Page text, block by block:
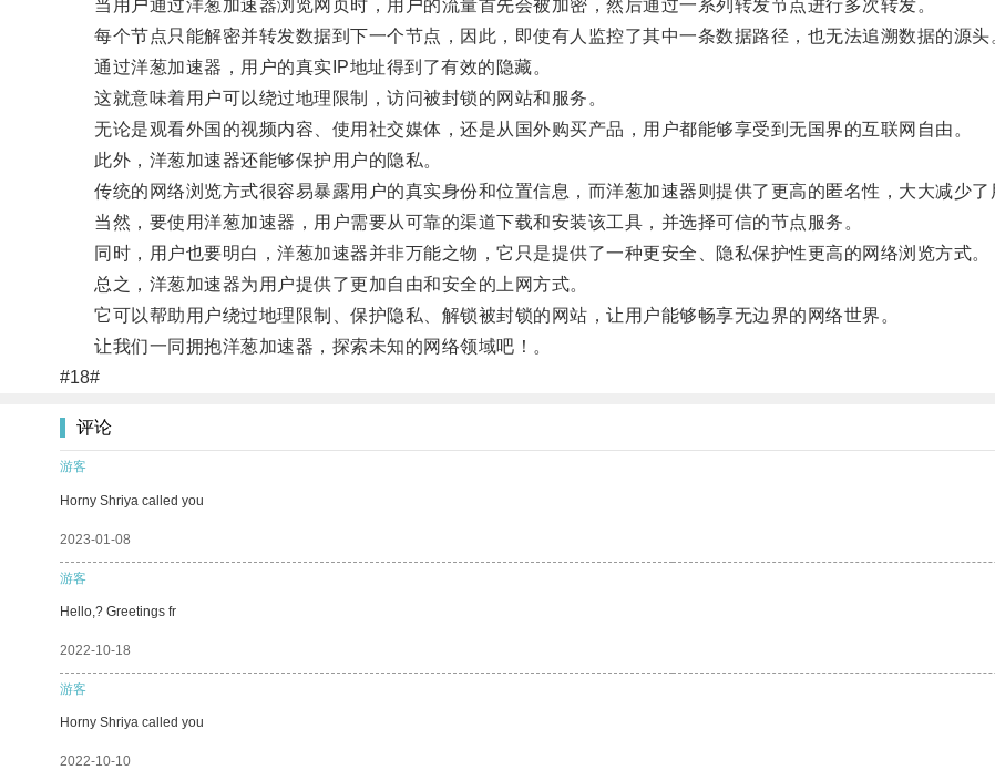
当用户通过洋葱加速器浏览网页时，用户的流量首先会被加密，然后通过一系列转发节点进行多次转发。
每个节点只能解密并转发数据到下一个节点，因此，即使有人监控了其中一条数据路径，也无法追溯数据的源头
通过洋葱加速器，用户的真实IP地址得到了有效的隐藏。
这就意味着用户可以绕过地理限制，访问被封锁的网站和服务。
无论是观看外国的视频内容、使用社交媒体，还是从国外购买产品，用户都能够享受到无国界的互联网自由。
此外，洋葱加速器还能够保护用户的隐私。
传统的网络浏览方式很容易暴露用户的真实身份和位置信息，而洋葱加速器则提供了更高的匿名性，大大减少了
当然，要使用洋葱加速器，用户需要从可靠的渠道下载和安装该工具，并选择可信的节点服务。
同时，用户也要明白，洋葱加速器并非万能之物，它只是提供了一种更安全、隐私保护性更高的网络浏览方式。
总之，洋葱加速器为用户提供了更加自由和安全的上网方式。
它可以帮助用户绕过地理限制、保护隐私、解锁被封锁的网站，让用户能够畅享无边界的网络世界。
让我们一同拥抱洋葱加速器，探索未知的网络领域吧！。
#18#
评论
游客
Horny Shriya called you
2023-01-08
游客
Hello,? Greetings fr
2022-10-18
游客
Horny Shriya called you
2022-10-10